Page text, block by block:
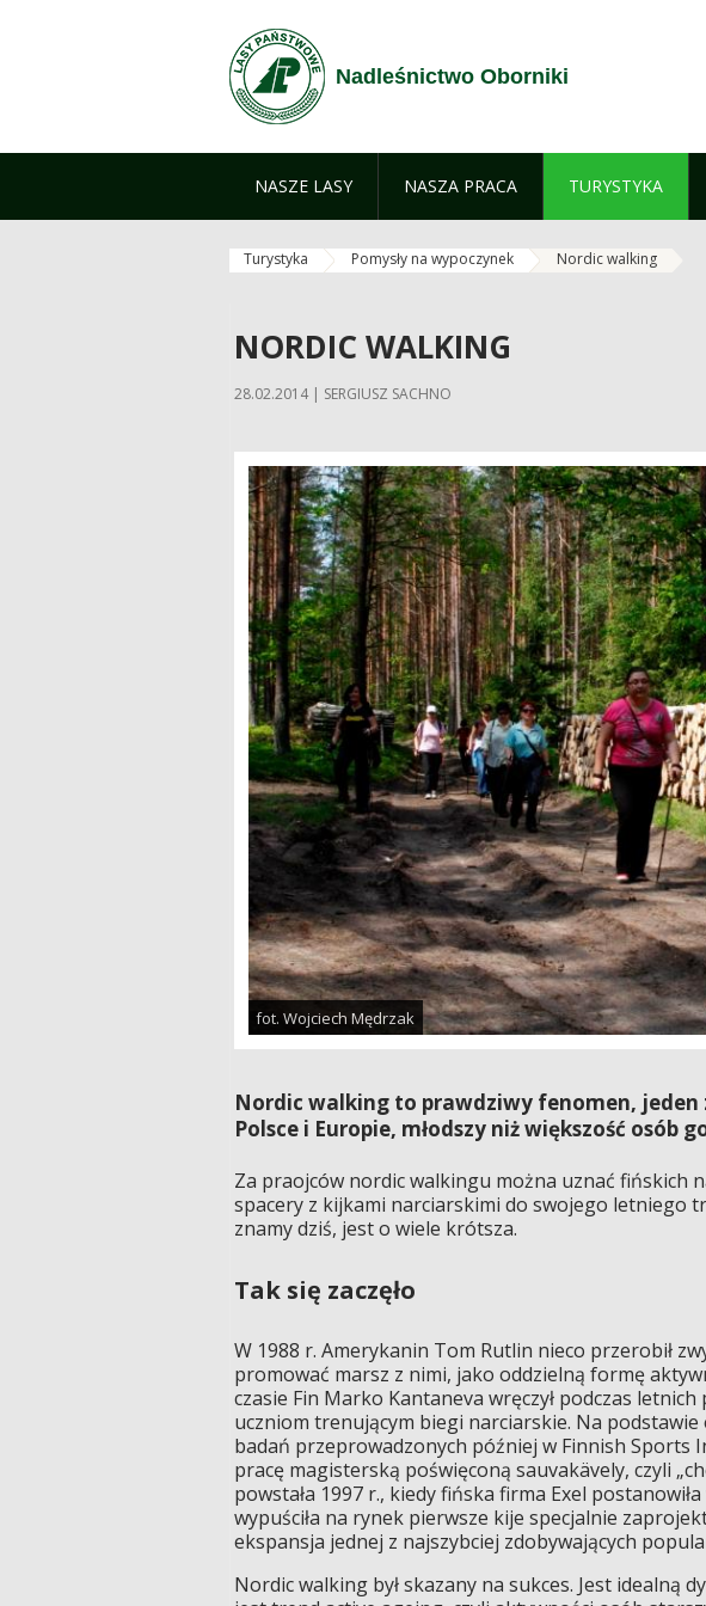
Nadleśnictwo Oborniki
NASZE LASY NASZA PRACA TURYSTYKA
Turystyka Pomysły na wypoczynek Nordic walking
NORDIC WALKING
28.02.2014 | SERGIUSZ SACHNO
fot. Wojciech Mędrzak
Nordic walking to prawdziwy fenomen,
Polsce i Europie, młodszy niż większość osób
Za praojców nordic walkingu można uznać fińskich
spacery z kijkami narciarskimi do swojego letniego
znamy dziś, jest o wiele krótsza.
Tak się zaczęło
W 1988 r. Amerykanin Tom Rutlin nieco przerobił
promować marsz z nimi, jako oddzielną formę
czasie Fin Marko Kantaneva wręczył podczas
uczniom trenującym biegi narciarskie. Na
badań przeprowadzonych później w Finnish Sports
pracę magisterską poświęconą sauvakävely, czyli
powstała 1997 r., kiedy fińska firma Exel
wypuściła na rynek pierwsze kije specjalnie
ekspansja jednej z najszybciej zdobywających
Nordic walking był skazany na sukces. Jest idealną